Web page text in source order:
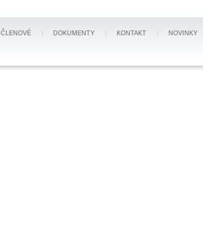
ČLENOVÉ DOKUMENTY KONTAKT NOVINKY